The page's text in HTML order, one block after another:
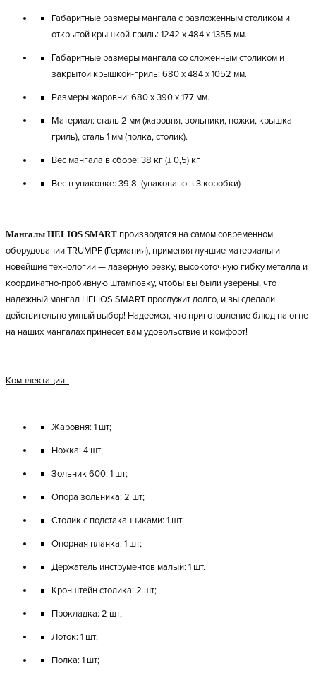
Габаритные размеры мангала с разложенным столиком и
открытой крышкой-гриль: 1242 х 484 х 1355 мм.
Габаритные размеры мангала со сложенным столиком и
закрытой крышкой-гриль: 680 х 484 х 1052 мм.
Размеры жаровни: 680 х 390 х 177 мм.
Материал: сталь 2 мм (жаровня, зольники, ножки, крышка-
гриль), сталь 1 мм (полка, столик).
Вес мангала в сборе: 38 кг (± 0,5) кг
Вес в упаковке: 39,8. (упаковано в 3 коробки)
Мангалы HELIOS SMART производятся на самом современном
оборудовании TRUMPF (Германия), применяя лучшие материалы и
новейшие технологии — лазерную резку, высокоточную гибку металла и
координатно-пробивную штамповку, чтобы вы были уверены, что
надежный мангал HELIOS SMART прослужит долго, и вы сделали
действительно умный выбор! Надеемся, что приготовление блюд на огне
на наших мангалах принесет вам удовольствие и комфорт!
Комплектация :
Жаровня: 1 шт;
Ножка: 4 шт;
Зольник 600: 1 шт;
Опора зольника: 2 шт;
Столик с подстаканниками: 1 шт;
Опорная планка: 1 шт;
Держатель инструментов малый: 1 шт.
Кронштейн столика: 2 шт;
Прокладка: 2 шт;
Лоток: 1 шт;
Полка: 1 шт;